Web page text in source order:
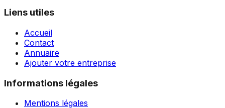
Liens utiles
Accueil
Contact
Annuaire
Ajouter votre entreprise
Informations légales
Mentions légales